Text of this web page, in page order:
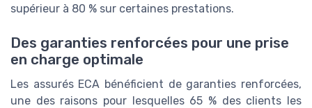
supérieur à 80 % sur certaines prestations.
Des garanties renforcées pour une prise
en charge optimale
Les assurés ECA bénéficient de garanties renforcées,
une des raisons pour lesquelles 65 % des clients les